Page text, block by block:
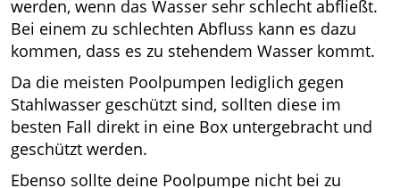
werden, wenn das Wasser sehr schlecht abfließt.
Bei einem zu schlechten Abfluss kann es dazu
kommen, dass es zu stehendem Wasser kommt.
Da die meisten Poolpumpen lediglich gegen
Stahlwasser geschützt sind, sollten diese im
besten Fall direkt in eine Box untergebracht und
geschützt werden.
Ebenso sollte deine Poolpumpe nicht bei zu